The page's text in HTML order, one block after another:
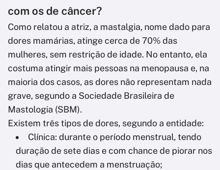
com os de câncer?
Como relatou a atriz, a mastalgia, nome dado para
dores mamárias, atinge cerca de 70% das
mulheres, sem restrição de idade. No entanto, ela
costuma atingir mais pessoas na menopausa e, na
maioria dos casos, as dores não representam nada
grave, segundo a Sociedade Brasileira de
Mastologia (SBM).
Existem três tipos de dores, segundo a entidade:
Clínica: durante o período menstrual, tendo
duração de sete dias e com chance de piorar nos
dias que antecedem a menstruação;